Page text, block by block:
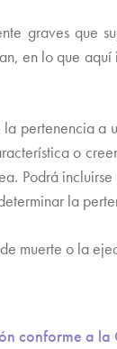
graves que
en lo que
la pertenencia a
o
Podrá
la
muerte o la
conforme a la